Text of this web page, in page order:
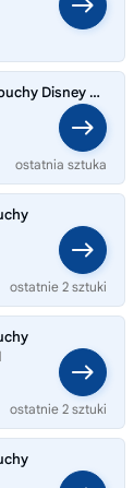
40797 LEGO BrickHeadz - Kłapouchy Disney figurka kolekcjonerska NOWY ZESTAW
ostatnia sztuka
ostatnie 2 sztuki
ostatnie 2 sztuki